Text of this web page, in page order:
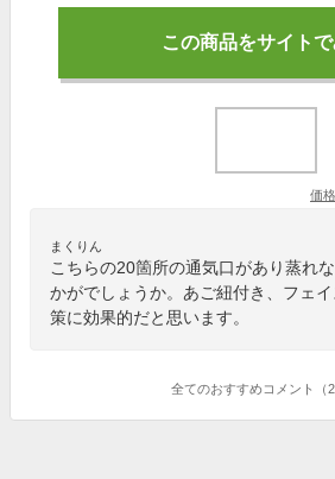
この商品をサイト
価
まくりん
こちらの20箇所の通気口があり蒸れ
かがでしょうか。あご紐付き、フェ
策に効果的だと思います。
全てのおすすめコメント（2